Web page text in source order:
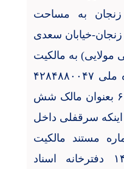
زنجان به مساحت
زنجان-خیابان سعدی
به مالکیت
عارف دارای شماره ملی ۴۲۸۴۸۸۰۰۴۷
با جز سهم ۶ از کل سهم ۶ بعنوان مالک شش
سرقفلی داخل
مستند مالکیت
۶۸۹۹۵ تاريخ ۱۴۰۲/۱۲/۰۱ دفترخانه اسناد